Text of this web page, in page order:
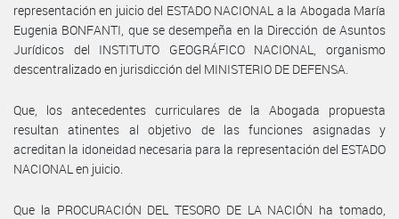
representación en juicio del ESTADO NACIONAL a la Abogada María
Eugenia BONFANTI, que se desempeña en la Dirección de Asuntos
Jurídicos del INSTITUTO GEOGRÁFICO NACIONAL, organismo
descentralizado en jurisdicción del MINISTERIO DE DEFENSA.
Que, los antecedentes curriculares de la Abogada propuesta
resultan atinentes al objetivo de las funciones asignadas y
acreditan la idoneidad necesaria para la representación del ESTADO
NACIONAL en juicio.
Que la PROCURACIÓN DEL TESORO DE LA NACIÓN ha tomado,